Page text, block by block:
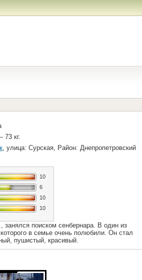
кг.
, улица: Сурская, Район: Днепропетровский
10
6
10
10
поиском сенбернара. В один из
в семье очень полюбили. Он стал
пушистый, красивый.